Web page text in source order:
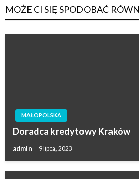
MOŻE CI SIĘ SPODOBAĆ
MAŁOPOLSKA
Doradca kredytowy Kraków
admin 9 lipca, 2023